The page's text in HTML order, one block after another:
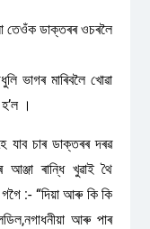
তেওঁক ডাক্তৰৰ ওচৰলৈ
ভাগৰ মাৰিবলৈ খোৱা
।
চাৰ ডাক্তৰৰ দৰৱ
ৰান্ধি খুৱাই থৈ
:- “দিয়া আৰু কি কি
আৰু পাৰ